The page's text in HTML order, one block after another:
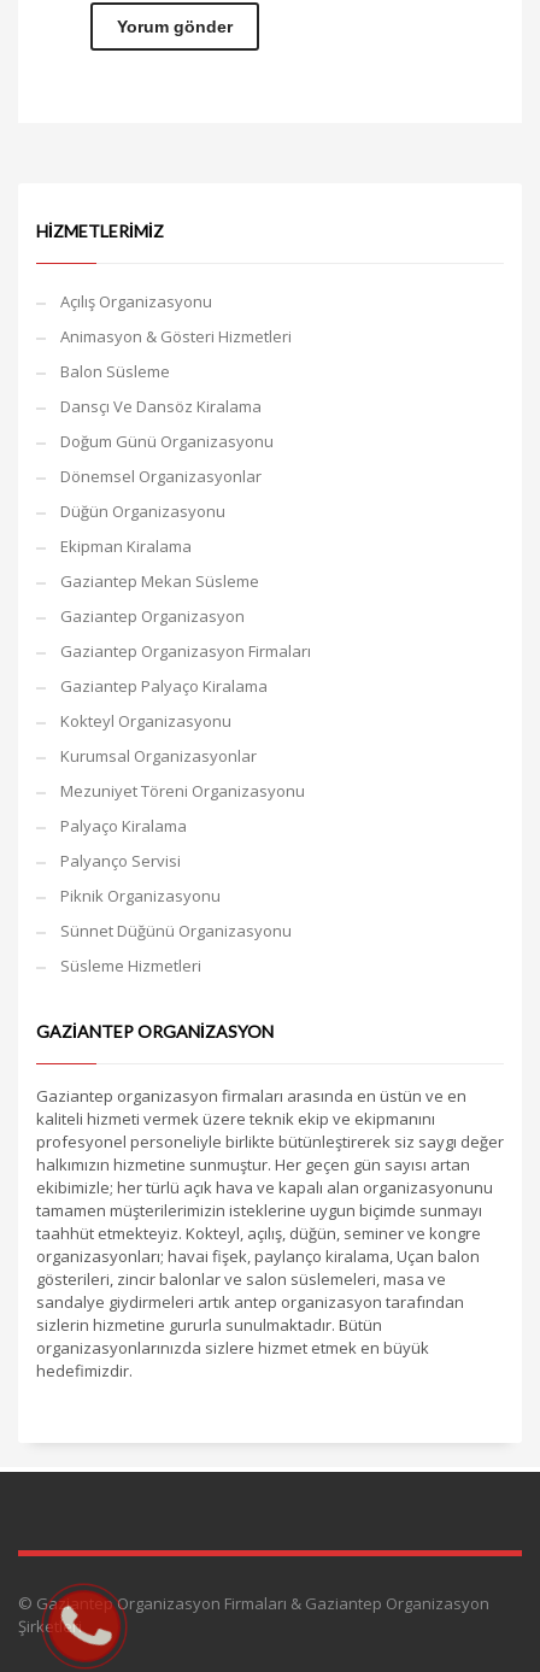
HIZMETLERIMIZ
Açılış Organizasyonu
Animasyon & Gösteri Hizmetleri
Balon Süsleme
Dansçı Ve Dansöz Kiralama
Doğum Günü Organizasyonu
Dönemsel Organizasyonlar
Düğün Organizasyonu
Ekipman Kiralama
Gaziantep Mekan Süsleme
Gaziantep Organizasyon
Gaziantep Organizasyon Firmaları
Gaziantep Palyaço Kiralama
Kokteyl Organizasyonu
Kurumsal Organizasyonlar
Mezuniyet Töreni Organizasyonu
Palyaço Kiralama
Palyanço Servisi
Piknik Organizasyonu
Sünnet Düğünü Organizasyonu
Süsleme Hizmetleri
GAZIANTEP ORGANIZASYON
Gaziantep organizasyon firmaları arasında en üstün ve en
kaliteli hizmeti vermek üzere teknik ekip ve ekipmanını
profesyonel personeliyle birlikte bütünleştirerek siz saygı değer
halkımızın hizmetine sunmuştur. Her geçen gün sayısı artan
ekibimizle; her türlü açık hava ve kapalı alan organizasyonunu
tamamen müşterilerimizin isteklerine uygun biçimde sunmayı
taahhüt etmekteyiz. Kokteyl, açılış, düğün, seminer ve kongre
organizasyonları; havai fişek, paylanço kiralama, Uçan balon
gösterileri, zincir balonlar ve salon süslemeleri, masa ve
sandalye giydirmeleri artık antep organizasyon tarafından
sizlerin hizmetine gururla sunulmaktadır. Bütün
organizasyonlarınızda sizlere hizmet etmek en büyük
hedefimizdir.
© Gaziantep Organizasyon Firmaları & Gaziantep Organizasyon
Şirketleri